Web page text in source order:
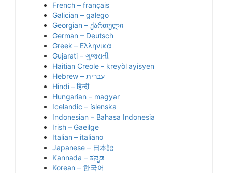
French – français
Galician – galego
Georgian – ქართული
German – Deutsch
Greek – Ελληνικά
Gujarati – ગુજરાતી
Haitian Creole – kreyòl ayisyen
Hindi – हिन्दी
Hungarian – magyar
Icelandic – íslenska
Indonesian – Bahasa Indonesia
Irish – Gaeilge
Italian – italiano
Japanese – 日本語
Kannada – ಕನ್ನಡ
Korean – 한국어